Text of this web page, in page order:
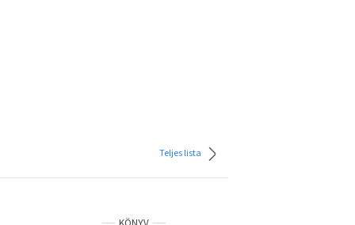
Teljes lista